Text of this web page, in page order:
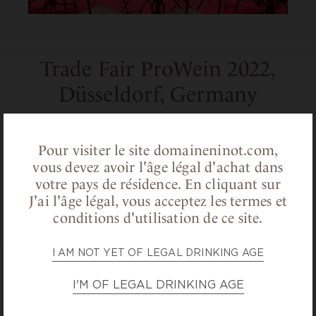
Pour visiter le site domaineninot.com,
vous devez avoir l'âge légal d'achat dans
votre pays de résidence. En cliquant sur
J'ai l'âge légal, vous acceptez les termes et
conditions d'utilisation de ce site.
I AM NOT YET OF LEGAL DRINKING AGE
I'M OF LEGAL DRINKING AGE
Trade Fair ProWein 2022,
Düsseldorf, Germany
Germany ! From the 27th to the 29th March
2022, you will find our wines on the stand of
Vignerons et Patrimoine (9E91).
BACK TO NEWS